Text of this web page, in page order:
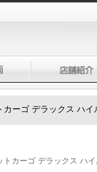
ーゴ デラックス ハ
カーゴ デラックス ハ